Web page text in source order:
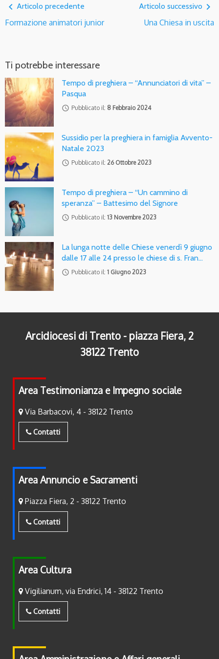
navigate_before Articolo precedente
Formazione animatori junior
Articolo successivo navigate_next
Una Chiesa in uscita
Ti potrebbe interessare
Tempo di preghiera – “Annunciatori di vita” –
Pasqua
access_time Pubblicato il: 8 Febbraio 2024
Sussidio per la preghiera in famiglia Avvento-
Natale 2023
access_time Pubblicato il: 26 Ottobre 2023
Tempo di preghiera – “Un cammino di
speranza” – Battesimo del Signore
access_time Pubblicato il: 13 Novembre 2023
La lunga notte delle Chiese venerdì 9 giugno
dalle 17 alle 24 presso le chiese di s. Fran…
access_time Pubblicato il: 1 Giugno 2023
Arcidiocesi di Trento - piazza Fiera, 2
38122 Trento
Area Testimonianza e Impegno sociale
Via Barbacovi, 4 - 38122 Trento
Contatti
Area Annuncio e Sacramenti
Piazza Fiera, 2 - 38122 Trento
Contatti
Area Cultura
Vigilianum, via Endrici, 14 - 38122 Trento
Contatti